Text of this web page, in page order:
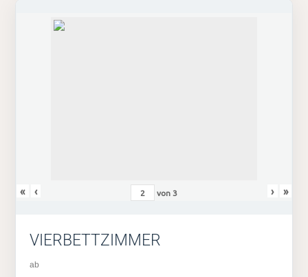
« ‹ von3 › »
VIERBETTZIMMER
ab